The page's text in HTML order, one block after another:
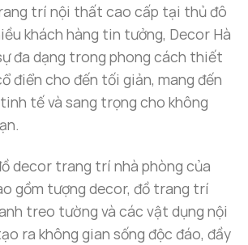
yếu tố quan trọng khi lựa chọnđồ
tô đẹplà kích thước của sản
buồm được thiết kế với kích
dàng phù hợp với mọi không gian
chỉ đặt trên taplo, bạn có thể
vị trí khác như bàn điều khiển,
buồm từDecor Hà Nộicó thiết kế
nhàng, không cồng kềnh hay
trí nội thất cao cấp tại thủ đô
khách hàng tin tưởng, Decor Hà
đa dạng trong phong cách thiết
điển cho đến tối giản, mang đến
tế và sang trọng cho không
decor trang trí nhà phòng của
gồm tượng decor, đồ trang trí
treo tường và các vật dụng nội
ra không gian sống độc đáo, đầy